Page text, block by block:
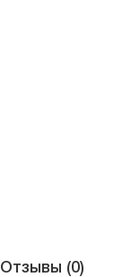
Отзывы (0)